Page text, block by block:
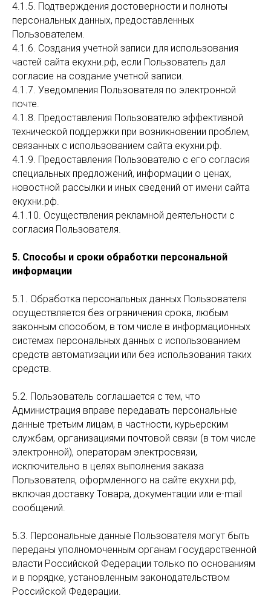
4.1.5. Подтверждения достоверности и полноты
персональных данных, предоставленных
Пользователем.
4.1.6. Создания учетной записи для использования
частей сайта екухни.рф, если Пользователь дал
согласие на создание учетной записи.
4.1.7. Уведомления Пользователя по электронной
почте.
4.1.8. Предоставления Пользователю эффективной
технической поддержки при возникновении проблем,
связанных с использованием сайта екухни.рф.
4.1.9. Предоставления Пользователю с его согласия
специальных предложений, информации о ценах,
новостной рассылки и иных сведений от имени сайта
екухни.рф.
4.1.10. Осуществления рекламной деятельности с
согласия Пользователя.
5. Способы и сроки обработки персональной
информации
5.1. Обработка персональных данных Пользователя
осуществляется без ограничения срока, любым
законным способом, в том числе в информационных
системах персональных данных с использованием
средств автоматизации или без использования таких
средств.
5.2. Пользователь соглашается с тем, что
Администрация вправе передавать персональные
данные третьим лицам, в частности, курьерским
службам, организациями почтовой связи (в том числе
электронной), операторам электросвязи,
исключительно в целях выполнения заказа
Пользователя, оформленного на сайте екухни.рф,
включая доставку Товара, документации или e-mail
сообщений.
5.3. Персональные данные Пользователя могут быть
переданы уполномоченным органам государственной
власти Российской Федерации только по основаниям
и в порядке, установленным законодательством
Российской Федерации.